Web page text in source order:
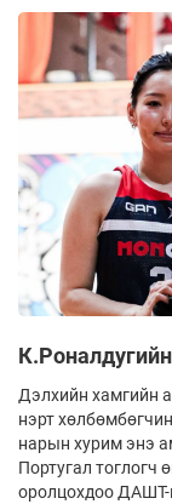
Дэлхийн хамгийн
нэрт
нарын хурим энэ
Португал
оролцохдоо ДАШТ-